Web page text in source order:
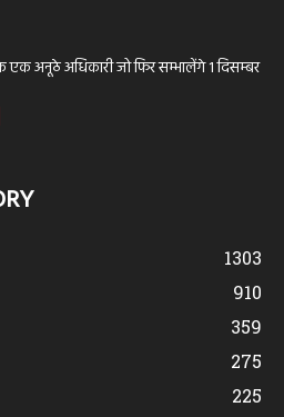
अनूठे अधिकारी जो फिर सम्भालेंगे 1 दिसम्बर
1303
910
359
275
225